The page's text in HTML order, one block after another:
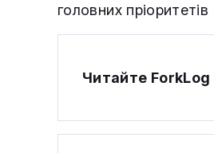
головних
Читайте